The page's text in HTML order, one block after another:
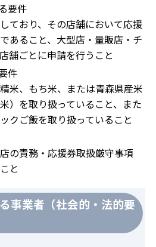
要件
ており、その店舗において応援
あること、大型店・量販店・チ
舗ごとに申請を行うこと
件
米、もち米、または青森県産米
）を取り扱っていること、また
クご飯を取り扱っていること
の責務・応援券取扱厳守事項
と
事業者（社会的・法的要